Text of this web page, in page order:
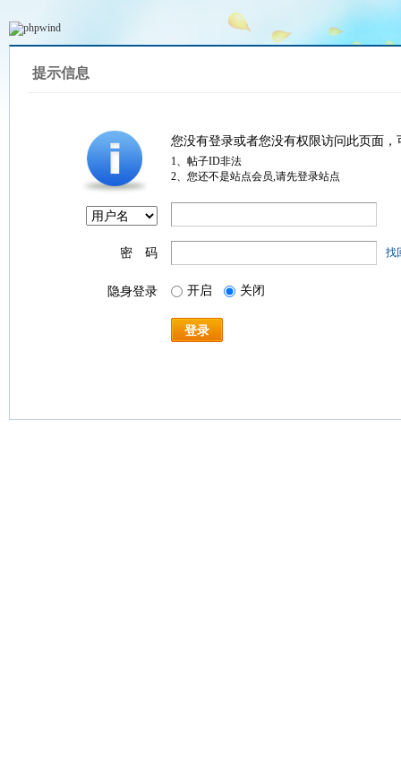
提示信息
您没有登录或者您没有权限访问此页面
1、帖子ID非法
2、您还不是站点会员,请先登录站点
密 码 找
隐身登录 开启 关闭
登录